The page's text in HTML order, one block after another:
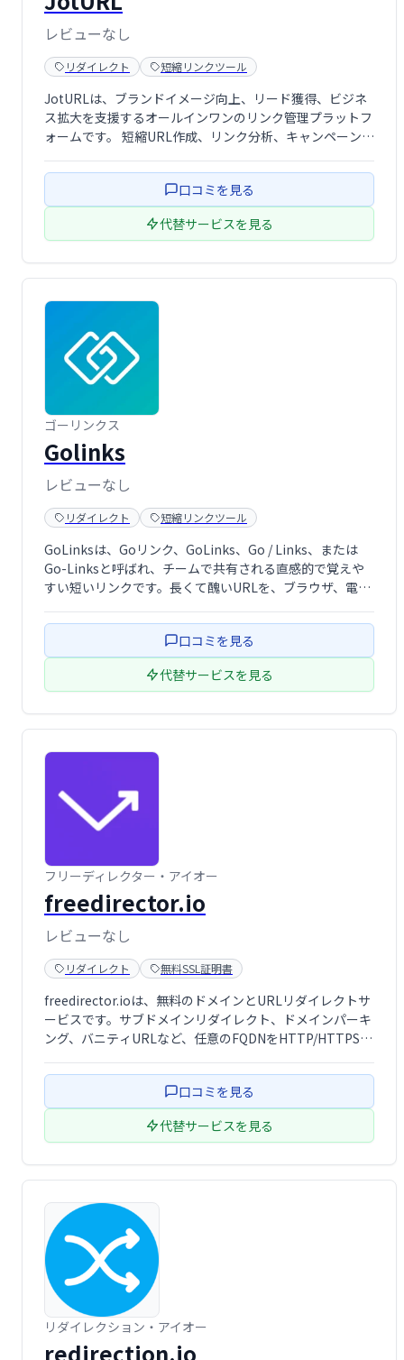
レビューなし
リダイレクト 短縮リンクツール
JotURLは、ブランドイメージ向上、リード獲得、ビジネ
ス拡大を支援するオールインワンのリンク管理プラットフ
ォームです。 短縮URL作成、リンク分析、キャンペーン追
にします。ビジネス成長を加速させる強力なツールとし
て、ぜひご活用ください。口コミを見る
代替サービスを見る
ゴーリンクス
Golinks
レビューなし
リダイレクト 短縮リンクツール
GoLinksは、Goリンク、GoLinks、Go / Links、または
Go-Linksと呼ばれ、チームで共有される直感的で覚えや
すい短いリンクです。長くて醜いURLを、ブラウザ、電子
式のリンクに変換します。
口コミを見る
代替サービスを見る
フリーディレクター・アイオー
freedirector.io
レビューなし
リダイレクト 無料SSL証明書
freedirector.ioは、無料のドメインとURLリダイレクトサ
ービスです。サブドメインリダイレクト、ドメインパーキ
ング、バニティURLなど、任意のFQDNをHTTP/HTTPS
インを効率的に管理したい方におすすめです。
口コミを見る
代替サービスを見る
リダイレクション・アイオー
redirection.io